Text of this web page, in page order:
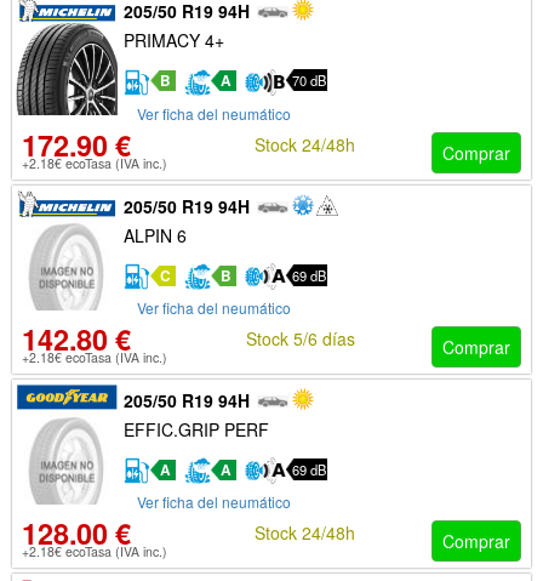
205/50 R19 94H
PRIMACY 4+
B A 70 dB
Ver ficha del neumático
172.90 €
+2.18€ ecoTasa (IVA inc.) Comprar
Stock 24/48h
205/50 R19 94H
ALPIN 6
C B 69 dB
Ver ficha del neumático
142.80 €
+2.18€ ecoTasa (IVA inc.) Comprar
Stock 5/6 días
205/50 R19 94H
EFFIC.GRIP PERF
A A 69 dB
Ver ficha del neumático
128.00 €
+2.18€ ecoTasa (IVA inc.) Comprar
Stock 24/48h